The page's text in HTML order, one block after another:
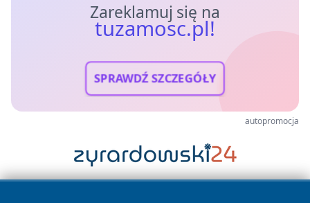
Zareklamuj się na
tuzamosc.pl!
SPRAWDŹ SZCZEGÓŁY
autopromocja